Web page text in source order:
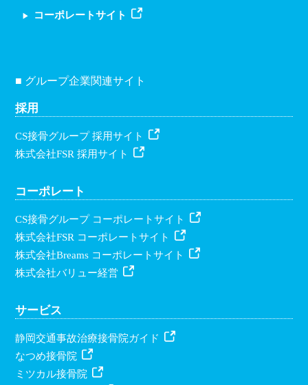
コーポレートサイト
■ グループ企業関連サイト
採用
CS接骨グループ 採用サイト
株式会社FSR 採用サイト
コーポレート
CS接骨グループ コーポレートサイト
株式会社FSR コーポレートサイト
株式会社Breams コーポレートサイト
株式会社バリュー経営
サービス
静岡交通事故治療接骨院ガイド
なつめ接骨院
ミツカル接骨院